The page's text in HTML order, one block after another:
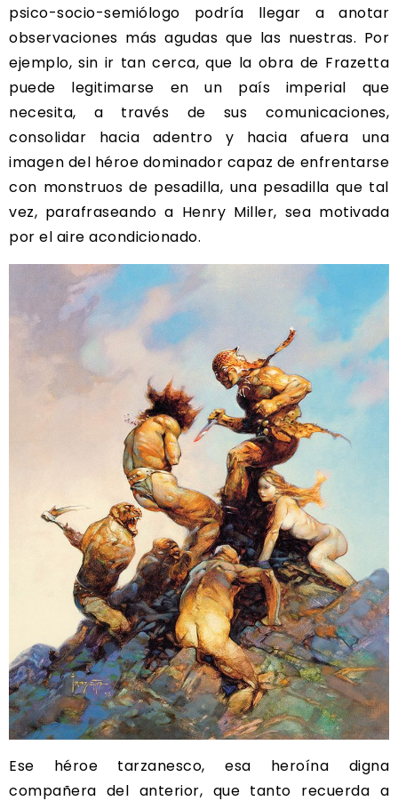
psico-socio-semiólogo podría llegar a anotar
observaciones más agudas que las nuestras. Por
ejemplo, sin ir tan cerca, que la obra de Frazetta
puede legitimarse en un país imperial que
necesita, a través de sus comunicaciones,
consolidar hacia adentro y hacia afuera una
imagen del héroe dominador capaz de enfrentarse
con monstruos de pesadilla, una pesadilla que tal
vez, parafraseando a Henry Miller, sea motivada
por el aire acondicionado.
Ese héroe tarzanesco, esa heroína digna
compañera del anterior, que tanto recuerda a